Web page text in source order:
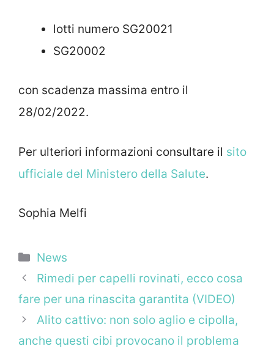
lotti numero SG20021
SG20002
con scadenza massima entro il
28/02/2022.
Per ulteriori informazioni consultare il sito
ufficiale del Ministero della Salute.
Sophia Melfi
Categorie
News
Rimedi per capelli rovinati, ecco cosa
fare per una rinascita garantita (VIDEO)
Alito cattivo: non solo aglio e cipolla,
anche questi cibi provocano il problema